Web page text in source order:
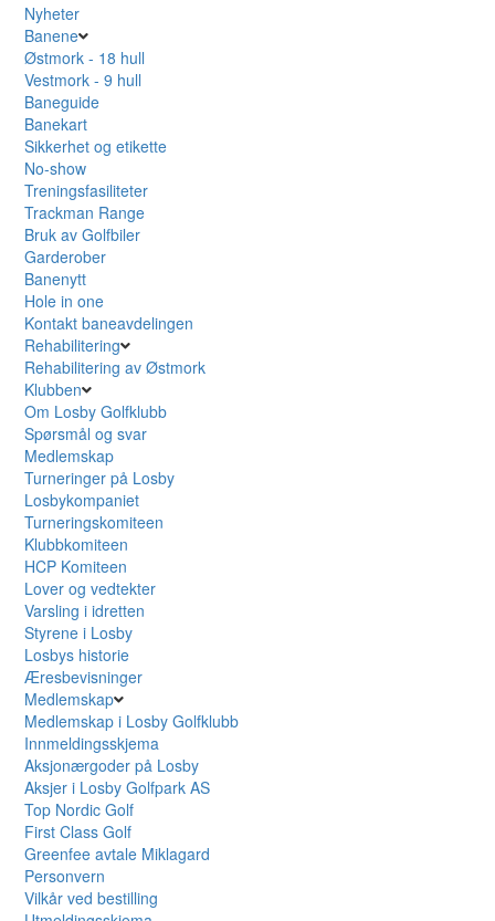
Nyheter
Banene
Østmork - 18 hull
Vestmork - 9 hull
Baneguide
Banekart
Sikkerhet og etikette
No-show
Treningsfasiliteter
Trackman Range
Bruk av Golfbiler
Garderober
Banenytt
Hole in one
Kontakt baneavdelingen
Rehabilitering
Rehabilitering av Østmork
Klubben
Om Losby Golfklubb
Spørsmål og svar
Medlemskap
Turneringer på Losby
Losbykompaniet
Turneringskomiteen
Klubbkomiteen
HCP Komiteen
Lover og vedtekter
Varsling i idretten
Styrene i Losby
Losbys historie
Æresbevisninger
Medlemskap
Medlemskap i Losby Golfklubb
Innmeldingsskjema
Aksjonærgoder på Losby
Aksjer i Losby Golfpark AS
Top Nordic Golf
First Class Golf
Greenfee avtale Miklagard
Personvern
Vilkår ved bestilling